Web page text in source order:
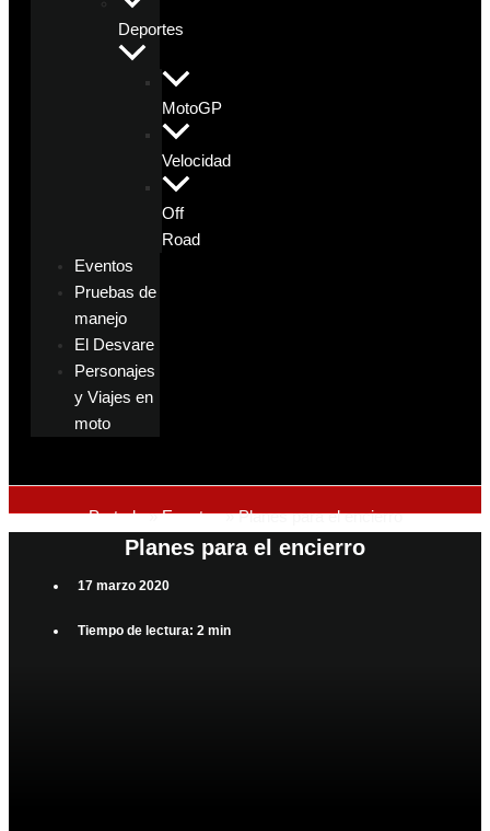
Deportes
MotoGP
Velocidad
Off
Road
Eventos
Pruebas de
manejo
El Desvare
Personajes
y Viajes en
moto
Portada»Eventos»Planes para el encierro
Planes para el encierro
17 marzo 2020
Tiempo de lectura: 2 min